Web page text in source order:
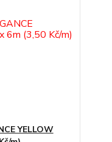
YELLOW